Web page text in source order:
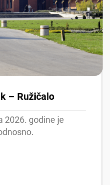
– Ružičalo
2026. godine je